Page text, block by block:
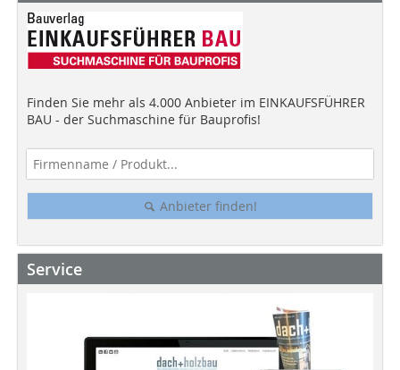
Finden Sie mehr als 4.000 Anbieter im EINKAUFSFÜHRER
BAU - der Suchmaschine für Bauprofis!
Anbieter finden!
Service